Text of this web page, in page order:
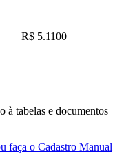
R$ 5.1100
à tabelas e documentos
faça o Cadastro Manual